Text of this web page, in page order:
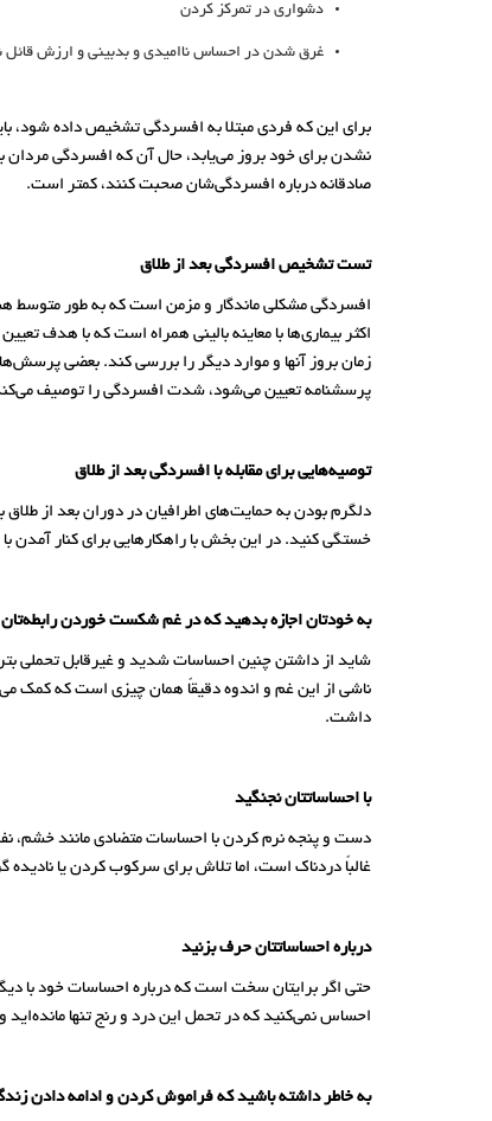
دشواری در تمرکز کردن
غرق شدن در احساس ناامیدی و بدبینی و ارزش قائل
برای این که فردی مبتلا به افسردگی تشخیص داده شود،
نشدن برای خود بروز می‌یابد، حال آن که افسردگی مردان
صادقانه درباره افسردگی‌شان صحبت کنند، کمتر است.
تست تشخیص افسردگی بعد از طلاق
افسردگی مشکلی ماندگار و مزمن است که به طور
اکثر بیماری‌ها با معاینه بالینی همراه است که با هدف
پرسشنامه تعیین می‌شود، شدت افسردگی را توصیف می‌کند.
توصیه‌هایی برای مقابله با افسردگی بعد از طلاق
دلگرم بودن به حمایت‌های اطرافیان در دوران بعد از
خستگی کنید. در این بخش با راهکارهایی برای کنار آمدن
به خودتان اجازه بدهید که در غم شکست خوردن
شاید از داشتن چنین احساسات شدید و غیرقابل تحملی
ناشی از این غم و اندوه دقیقاً همان چیزی است که کمک
داشت.
با احساساتتان نجنگید
دست و پنجه نرم کردن با احساسات متضادی مانند خشم،
غالباً دردناک است، اما تلاش برای سرکوب کردن یا
درباره احساساتتان حرف بزنید
حتی اگر برایتان سخت است که درباره احساسات خود با
احساس نمی‌کنید که در تحمل این درد و رنج تنها
به خاطر داشته باشید که فراموش کردن و ادامه دادن